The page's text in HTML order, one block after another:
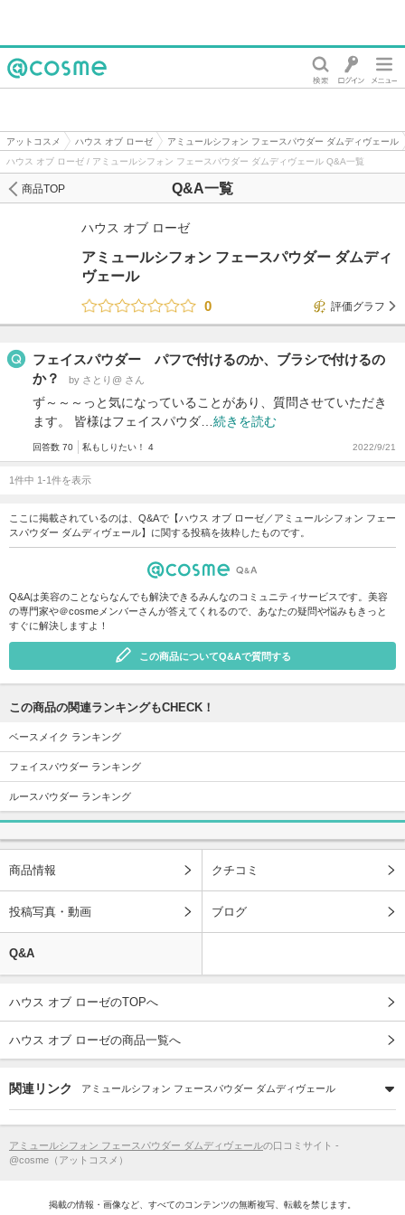
アットコスメ ハウス オブ ローゼ
アミュールシフォン フェースパウダー ダムディヴェール
ハウス オブ ローゼ / アミュールシフォン フェースパウダー ダムディヴェール Q&A一覧
Q&A一覧
商品TOP
ハウス オブ ローゼ
アミュールシフォン フェースパウダー ダムディ
ヴェール
0
評価グラフ
フェイスパウダー パフで付けるのか、ブラシで付けるの
か？
by さとり@ さん
ず～～～っと気になっていることがあり、質問させていただき
ます。 皆様はフェイスパウダ… 続きを読む
回答数 70 私もしりたい！ 4 2022/9/21
1件中 1-1件を表示
ここに掲載されているのは、Q&Aで【ハウス オブ ローゼ／アミュールシフォン フェー
スパウダー ダムディヴェール】に関する投稿を抜粋したものです。
Q&Aは美容のことならなんでも解決できるみんなのコミュニティサービスです。美容
の専門家や＠cosmeメンバーさんが答えてくれるので、あなたの疑問や悩みもきっと
すぐに解決しますよ！
この商品についてQ&Aで質問する
この商品の関連ランキングもCHECK！
ベースメイク ランキング
フェイスパウダー ランキング
ルースパウダー ランキング
商品情報 クチコミ
投稿写真・動画 ブログ
Q&A
ハウス オブ ローゼのTOPへ
ハウス オブ ローゼの商品一覧へ
関連リンク アミュールシフォン フェースパウダー ダムディヴェール
アミュールシフォン フェースパウダー ダムディヴェールの口コミサイト -
@cosme（アットコスメ）
掲載の情報・画像など、すべてのコンテンツの無断複写、転載を禁じます。